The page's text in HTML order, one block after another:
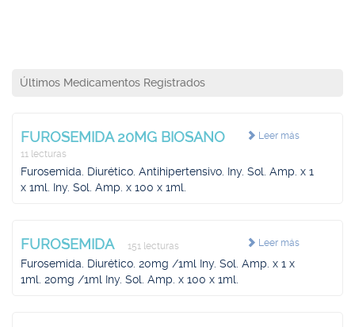
Últimos Medicamentos Registrados
Leer más
FUROSEMIDA 20MG BIOSANO
11 lecturas
Furosemida. Diurético. Antihipertensivo. Iny. Sol. Amp. x 1
x 1ml. Iny. Sol. Amp. x 100 x 1ml.
Leer más
FUROSEMIDA 151 lecturas
Furosemida. Diurético. 20mg /1ml Iny. Sol. Amp. x 1 x
1ml. 20mg /1ml Iny. Sol. Amp. x 100 x 1ml.